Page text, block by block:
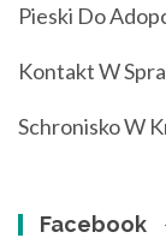
Pieski Do
Kontakt W
Schronisko W
Facebook